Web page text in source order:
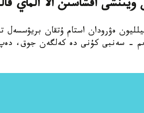
قازاقپارات - 26 -ناۋرىزدا ۇلتتىق لوتەرەيادان 6 ميلليون ەۋرودان استام ۇتقان
- سەنبى كۇنى دە كەلگەن جوق،